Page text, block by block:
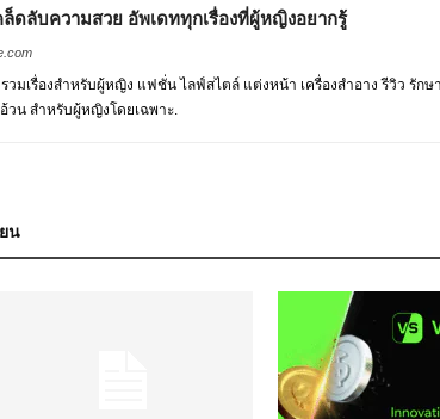
ดลับความสวย อัพเดททุกเรื่องที่ผู้หญิงอยากรู้
วมเรื่องสำหรับผู้หญิง แฟชั่น ไลฟ์สไตล์ แต่งหน้า เครื่องสำอาง รีวิว รัก
วน สำหรับผู้หญิงโดยเฉพาะ.
น